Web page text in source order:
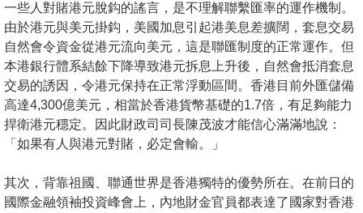
一些人對賭港元脫鈎的謠言，是不理解聯繫匯率的運作機制。
由於港元與美元掛鈎，美國加息引起港美息差擴闊，套息交易
自然會令資金從港元流向美元，這是聯匯制度的正常運作。但
本港銀行體系結餘下降導致港元拆息上升後，自然會抵消套息
交易的誘因，令港元保持在正常浮動區間。香港目前外匯儲備
高達4,300億美元，相當於香港貨幣基礎的1.7倍，有足夠能力
捍衛港元穩定。因此財政司司長陳茂波才能信心滿滿地說：
「如果有人與港元對賭，必定會輸。」
其次，背靠祖國、聯通世界是香港獨特的優勢所在。在前日的
國際金融領袖投資峰會上，內地財金官員都表達了國家對香港